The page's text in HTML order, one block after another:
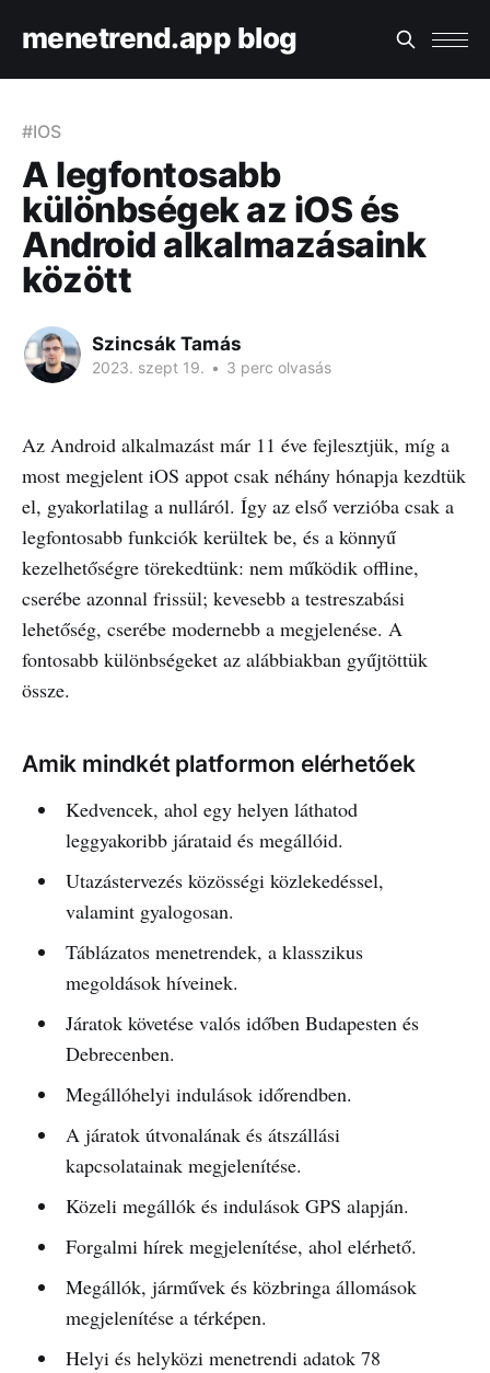
menetrend.app blog
#IOS
A legfontosabb
különbségek az iOS és
Android alkalmazásaink
között
Szincsák Tamás
2023. szept 19. • 3 perc olvasás
Az Android alkalmazást már 11 éve fejlesztjük, míg a
most megjelent iOS appot csak néhány hónapja kezdtük
el, gyakorlatilag a nulláról. Így az első verzióba csak a
legfontosabb funkciók kerültek be, és a könnyű
kezelhetőségre törekedtünk: nem működik offline,
cserébe azonnal frissül; kevesebb a testreszabási
lehetőség, cserébe modernebb a megjelenése. A
fontosabb különbségeket az alábbiakban gyűjtöttük
össze.
Amik mindkét platformon elérhetőek
Kedvencek, ahol egy helyen láthatod
leggyakoribb járataid és megállóid.
Utazástervezés közösségi közlekedéssel,
valamint gyalogosan.
Táblázatos menetrendek, a klasszikus
megoldások híveinek.
Járatok követése valós időben Budapesten és
Debrecenben.
Megállóhelyi indulások időrendben.
A járatok útvonalának és átszállási
kapcsolatainak megjelenítése.
Közeli megállók és indulások GPS alapján.
Forgalmi hírek megjelenítése, ahol elérhető.
Megállók, járművek és közbringa állomások
megjelenítése a térképen.
Helyi és helyközi menetrendi adatok 78